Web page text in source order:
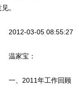
。
03-05 08:55:27
家宝：
、2011年工作回顾